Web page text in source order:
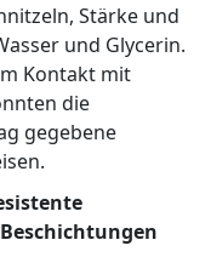
Stärke und
und Glycerin.
Kontakt mit
die
gegebene